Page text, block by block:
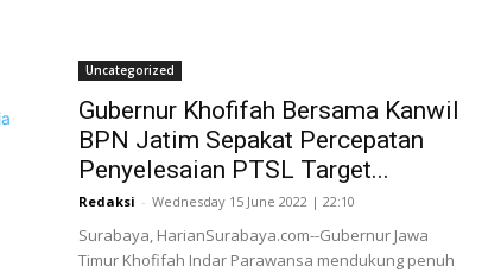
Uncategorized
Gubernur Khofifah Bersama Kanwil
BPN Jatim Sepakat Percepatan
Penyelesaian PTSL Target...
Redaksi - Wednesday 15 June 2022 | 22:10
Surabaya, HarianSurabaya.com--Gubernur Jawa
Timur Khofifah Indar Parawansa mendukung penuh